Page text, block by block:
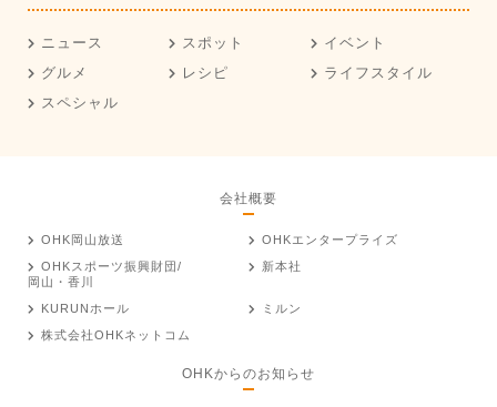
ニュース スポット
イベント
グルメ
レシピ
ライフスタイル
スペシャル
会社概要
OHK岡山放送
OHKエンタープライズ
OHKスポーツ振興財団/
岡山・香川
新本社
KURUNホール
ミルン
株式会社OHKネットコム
OHKからのお知らせ